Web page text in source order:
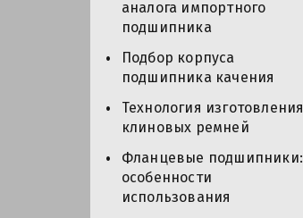
аналога импортного
подшипника
Подбор корпуса
подшипника качения
Технология изготовления
клиновых ремней
Фланцевые подшипники:
особенности
использования